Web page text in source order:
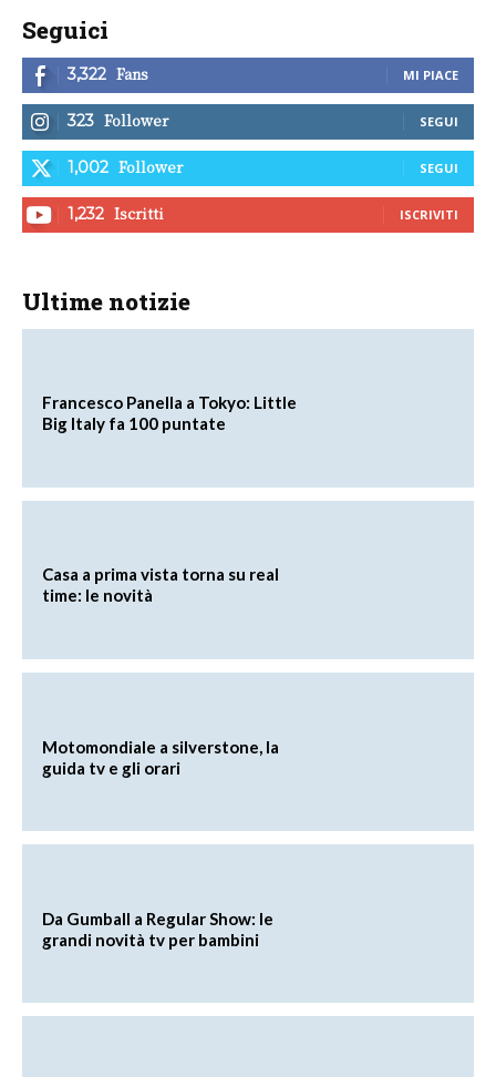
Seguici
3,322 Fans MI PIACE
323 Follower SEGUI
1,002 Follower SEGUI
1,232 Iscritti ISCRIVITI
Ultime notizie
Francesco Panella a Tokyo: Little
Big Italy fa 100 puntate
Casa a prima vista torna su real
time: le novità
Motomondiale a silverstone, la
guida tv e gli orari
Da Gumball a Regular Show: le
grandi novità tv per bambini